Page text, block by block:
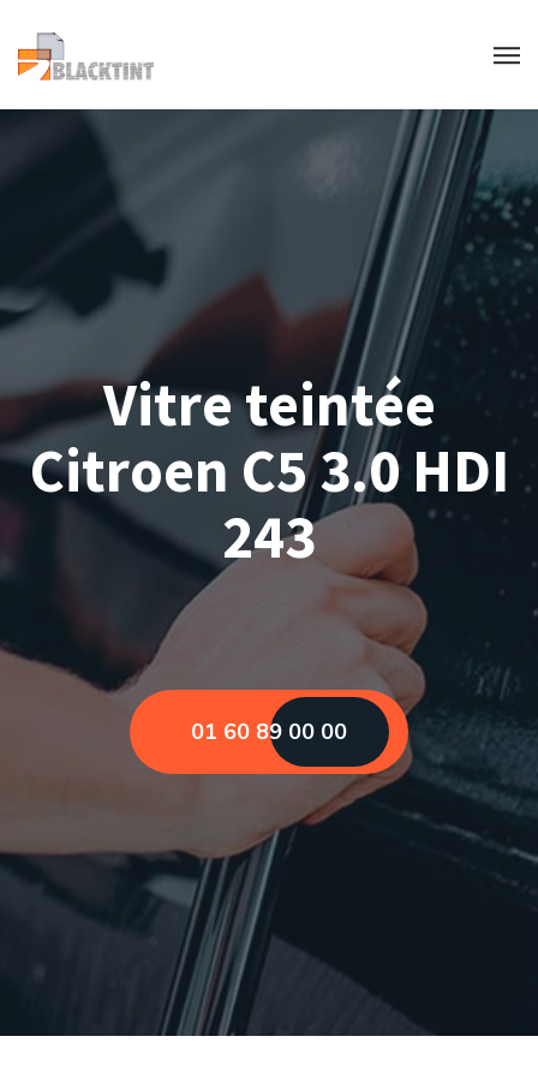
Vitre teintée
Citroen C5 3.0 HDI
243
01 60 89 00 00